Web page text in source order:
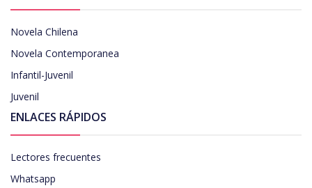
Novela Chilena
Novela Contemporanea
Infantil-Juvenil
Juvenil
ENLACES RÁPIDOS
Lectores frecuentes
Whatsapp